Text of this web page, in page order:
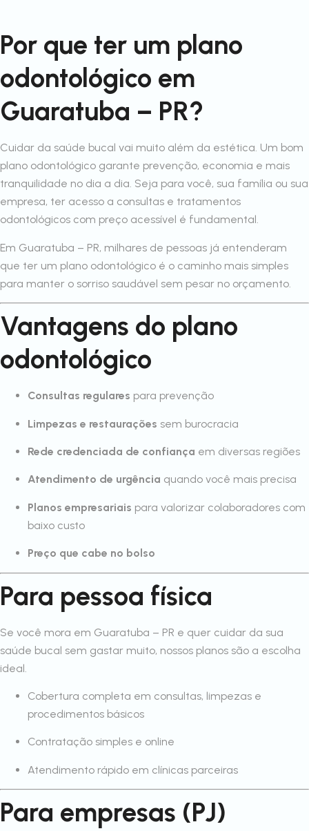
Por que ter um plano
odontológico em
Guaratuba – PR?
Cuidar da saúde bucal vai muito além da estética. Um bom
plano odontológico garante prevenção, economia e mais
tranquilidade no dia a dia. Seja para você, sua família ou sua
empresa, ter acesso a consultas e tratamentos
odontológicos com preço acessível é fundamental.
Em Guaratuba – PR, milhares de pessoas já entenderam
que ter um plano odontológico é o caminho mais simples
para manter o sorriso saudável sem pesar no orçamento.
Vantagens do plano
odontológico
Consultas regulares para prevenção
Limpezas e restaurações sem burocracia
Rede credenciada de confiança em diversas regiões
Atendimento de urgência quando você mais precisa
Planos empresariais para valorizar colaboradores com
baixo custo
Preço que cabe no bolso
Para pessoa física
Se você mora em Guaratuba – PR e quer cuidar da sua
saúde bucal sem gastar muito, nossos planos são a escolha
ideal.
Cobertura completa em consultas, limpezas e
procedimentos básicos
Contratação simples e online
Atendimento rápido em clínicas parceiras
Para empresas (PJ)